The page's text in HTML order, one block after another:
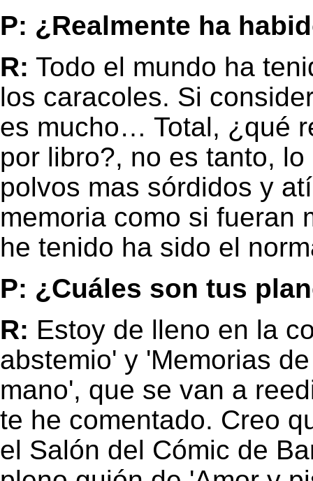
P: ¿Realmente ha
R: Todo el mundo ha
los caracoles. Si
es mucho… Total, ¿qué
por libro?, no es tanto,
polvos mas sórdidos y
memoria como si fueran
he tenido ha sido el
P: ¿Cuáles son tus
R: Estoy de lleno en la
abstemio' y 'Memorias
mano', que se van a
te he comentado. Creo
el Salón del Cómic de